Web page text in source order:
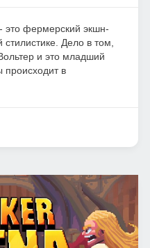
это фермерский экшн-
Дело в том,
и это младший
происходит в